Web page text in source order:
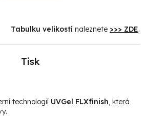
Tabulku velikostí naleznete >>> ZDE.
Tisk
technologií UVGel FLXfinish, která